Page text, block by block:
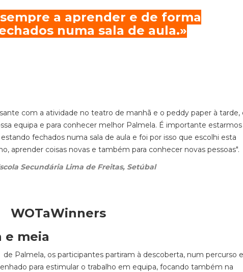
a aprender e de forma
numa sala de aula.»
com a atividade no teatro de manhã e o peddy paper à tarde,
equipa e para conhecer melhor Palmela. É importante estarmos
fechados numa sala de aula e foi por isso que escolhi esta
aprender coisas novas e também para conhecer novas pessoas".
Secundária Lima de Freitas, Setúbal
e meia
Palmela, os participantes partiram à descoberta, num percurso
para estimular o trabalho em equipa, focando também na